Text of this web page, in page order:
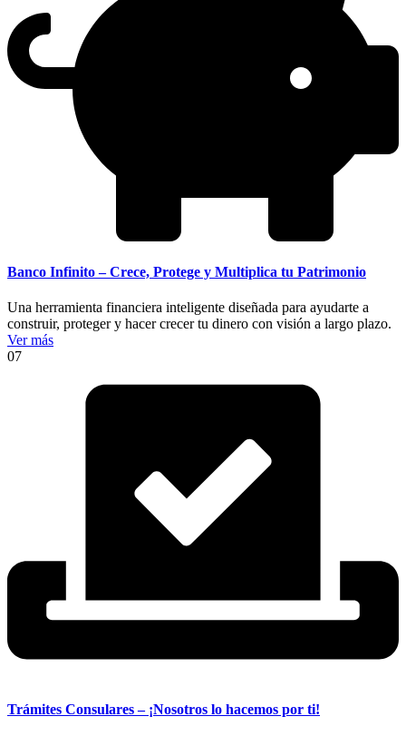
Banco Infinito – Crece, Protege y Multiplica tu Patrimonio
Una herramienta financiera inteligente diseñada para ayudarte a
construir, proteger y hacer crecer tu dinero con visión a largo plazo.
Ver más
07
Trámites Consulares – ¡Nosotros lo hacemos por ti!